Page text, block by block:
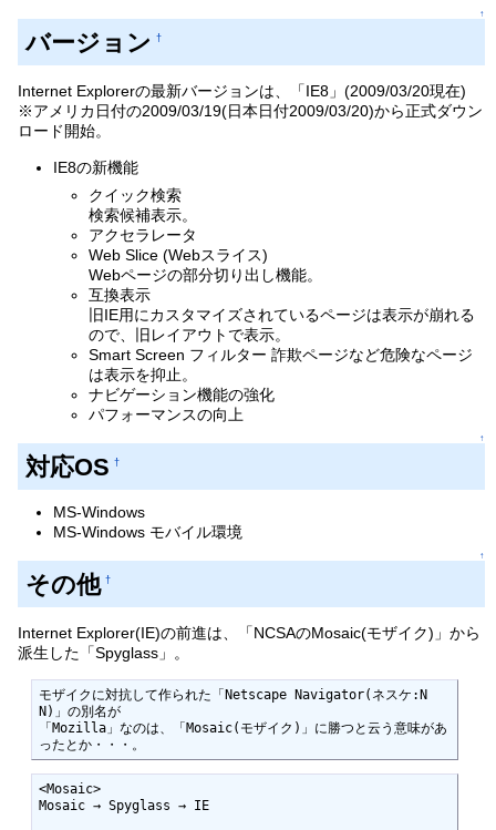
↑
バージョン †
Internet Explorerの最新バージョンは、「IE8」(2009/03/20現在)
※アメリカ日付の2009/03/19(日本日付2009/03/20)から正式ダウン
ロード開始。
IE8の新機能
クイック検索
検索候補表示。
アクセラレータ
Web Slice (Webスライス)
Webページの部分切り出し機能。
互換表示
旧IE用にカスタマイズされているページは表示が崩れる
ので、旧レイアウトで表示。
Smart Screen フィルター 詐欺ページなど危険なページ
は表示を抑止。
ナビゲーション機能の強化
パフォーマンスの向上
↑
対応OS †
MS-Windows
MS-Windows モバイル環境
↑
その他 †
Internet Explorer(IE)の前進は、「NCSAのMosaic(モザイク)」から
派生した「Spyglass」。
モザイクに対抗して作られた「Netscape Navigator(ネスケ:N
N)」の別名が
「Mozilla」なのは、「Mosaic(モザイク)」に勝つと云う意味があ
ったとか・・・。
<Mosaic>
Mosaic → Spyglass → IE